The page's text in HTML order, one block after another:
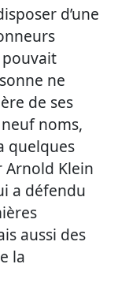
d’une
ne
de ses
noms,
quelques
Arnold Klein
a défendu
aussi des
la